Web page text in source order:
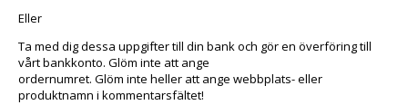
Eller
Ta med dig dessa uppgifter till din bank och gör en överföring till
vårt bankkonto. Glöm inte att ange
ordernumret. Glöm inte heller att ange webbplats- eller
produktnamn i kommentarsfältet!